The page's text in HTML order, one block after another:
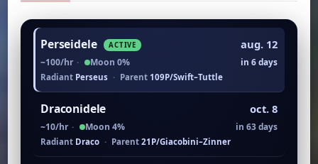
Perseidele ACTIVE aug. 12
~100/hr · Moon 0% in 6 days
Radiant Perseus · Parent 109P/Swift–Tuttle
Draconidele oct. 8
~10/hr · Moon 4% in 63 days
Radiant Draco · Parent 21P/Giacobini–Zinner